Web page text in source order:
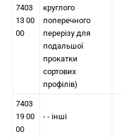
7403
13 00
00
круглого
поперечного
перерізу для
подальшої
прокатки
сортових
профілів)
7403
19 00
00
- - інші